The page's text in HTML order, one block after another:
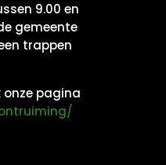
9.00 en
gemeente
trappen
onze pagina